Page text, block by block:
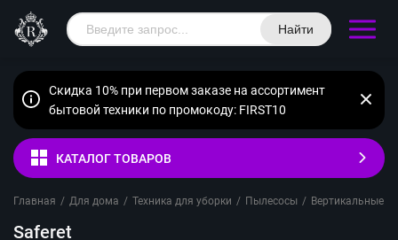
Найти
Скидка 10% при первом заказе на ассортимент
бытовой техники по промокоду: FIRST10
КАТАЛОГ ТОВАРОВ
Главная / Для дома / Техника для уборки / Пылесосы / Вертикальные
Saferet